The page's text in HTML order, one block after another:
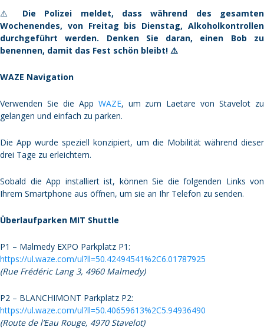
⚠️ Die Polizei meldet, dass während des gesamten
Wochenendes, von Freitag bis Dienstag, Alkoholkontrollen
durchgeführt werden. Denken Sie daran, einen Bob zu
benennen, damit das Fest schön bleibt! ⚠️
WAZE Navigation
Verwenden Sie die App WAZE, um zum Laetare von Stavelot zu
gelangen und einfach zu parken.
Die App wurde speziell konzipiert, um die Mobilität während dieser
drei Tage zu erleichtern.
Sobald die App installiert ist, können Sie die folgenden Links von
Ihrem Smartphone aus öffnen, um sie an Ihr Telefon zu senden.
Überlaufparken MIT Shuttle
P1 – Malmedy EXPO Parkplatz P1:
https://ul.waze.com/ul?ll=50.42494541%2C6.01787925
(Rue Frédéric Lang 3, 4960 Malmedy)
P2 – BLANCHIMONT Parkplatz P2:
https://ul.waze.com/ul?ll=50.40659613%2C5.94936490
(Route de l’Eau Rouge, 4970 Stavelot)